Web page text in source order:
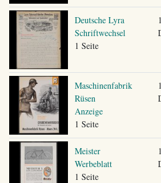
Deutsche Lyra
Schriftwechsel
1 Seite
Maschinenfabrik
Rüsen
Anzeige
1 Seite
Meister
Werbeblatt
1 Seite